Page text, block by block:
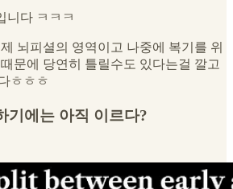
니다 ㅋㅋㅋ
뇌피셜의 영역이고 나중에 복기를 위
문에 당연히 틀릴수도 있다는걸 깔고
ㅎㅎㅎ
기에는 아직 이르다?